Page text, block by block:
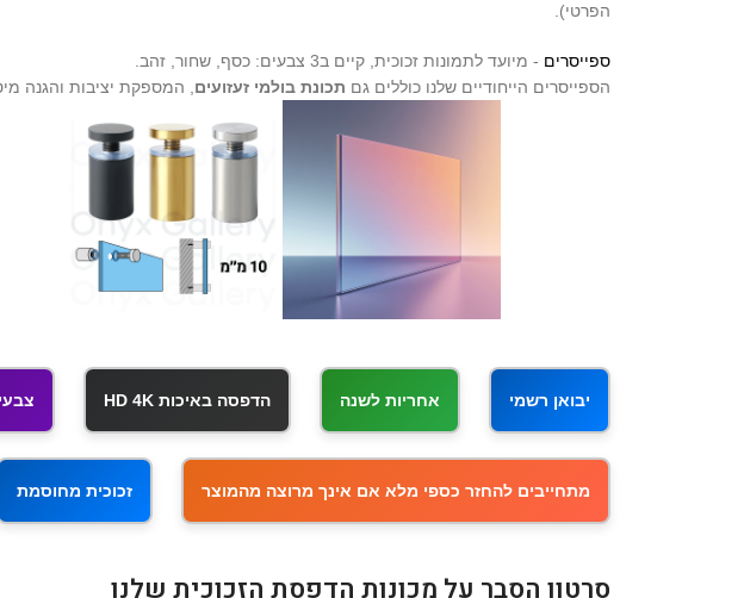
הפרטי).
ספייסרים - מיועד לתמונות זכוכית, קיים ב3 צבעים: כסף, שחור, זהב.
הספייסרים הייחודיים שלנו כוללים גם תכונת בולמי זעזועים, המספקת יציבות והגנה
יבואן רשמי אחריות לשנה הדפסה באיכות HD 4K
מתחייבים להחזר כספי מלא אם אינך מרוצה מהמוצר זכוכית מחוסמת
סרטון הסבר על מכונות הדפסת הזכוכית שלנו